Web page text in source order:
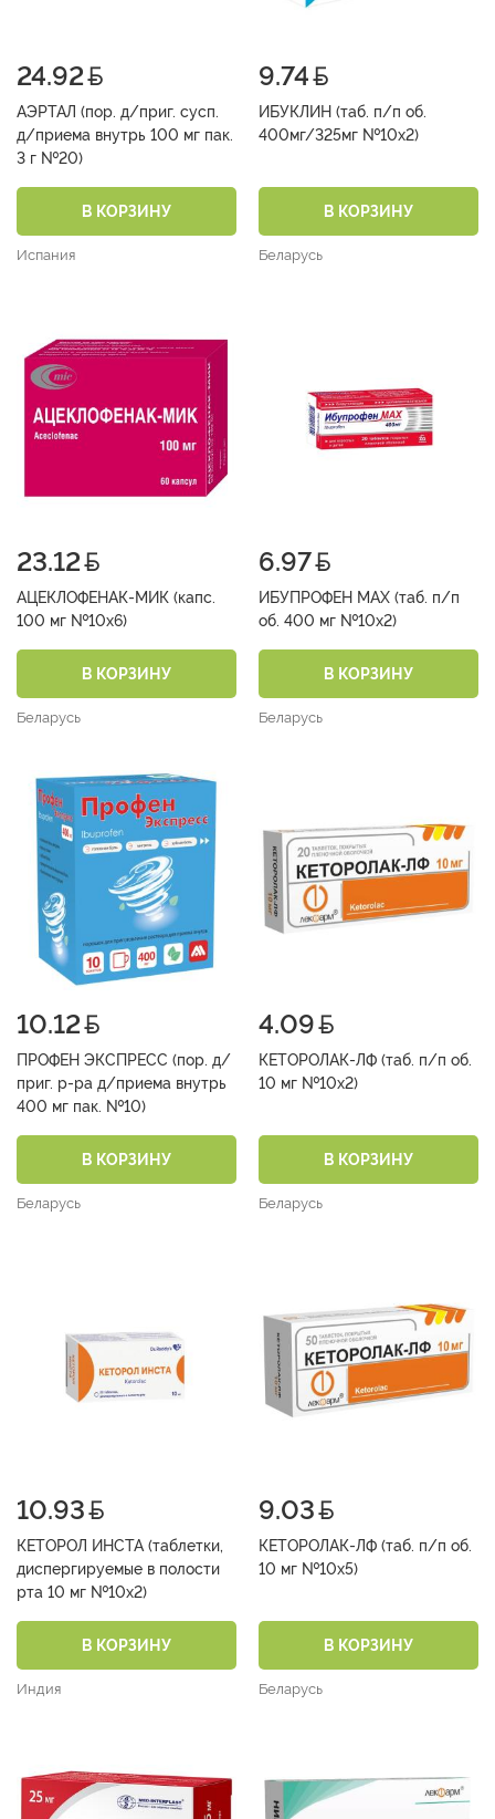
24.92
АЭРТАЛ (пор. д/приг. сусп.
д/приема внутрь 100 мг пак.
3 г №20)
В КОРЗИНУ
Испания
9.74
ИБУКЛИН (таб. п/п об.
400мг/325мг №10х2)
В КОРЗИНУ
Беларусь
23.12
АЦЕКЛОФЕНАК-МИК (капс.
100 мг №10х6)
В КОРЗИНУ
Беларусь
6.97
ИБУПРОФЕН МАХ (таб. п/п
об. 400 мг №10х2)
В КОРЗИНУ
Беларусь
10.12
ПРОФЕН ЭКСПРЕСС (пор. д/
приг. р-ра д/приема внутрь
400 мг пак. №10)
В КОРЗИНУ
Беларусь
4.09
КЕТОРОЛАК-ЛФ (таб. п/п об.
10 мг №10х2)
В КОРЗИНУ
Беларусь
10.93
КЕТОРОЛ ИНСТА (таблетки,
диспергируемые в полости
рта 10 мг №10х2)
В КОРЗИНУ
Индия
9.03
КЕТОРОЛАК-ЛФ (таб. п/п об.
10 мг №10х5)
В КОРЗИНУ
Беларусь